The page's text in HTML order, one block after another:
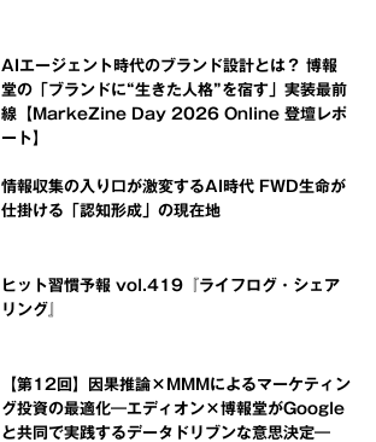
AIエージェント時代のブランド設計とは？ 博報
堂の「ブランドに“生きた人格”を宿す」実装最前
線【MarkeZine Day 2026 Online 登壇レポ
ート】
情報収集の入り口が激変するAI時代 FWD生命が
仕掛ける「認知形成」の現在地
ヒット習慣予報 vol.419『ライフログ・シェア
リング』
【第12回】因果推論×MMMによるマーケティン
グ投資の最適化―エディオン×博報堂がGoogle
と共同で実践するデータドリブンな意思決定―